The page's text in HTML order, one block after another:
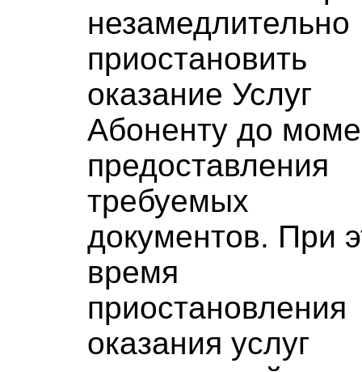
незамедлительно
приостановить
оказание Услуг
Абоненту до
предоставления
требуемых
документов. При
время
приостановления
оказания услуг